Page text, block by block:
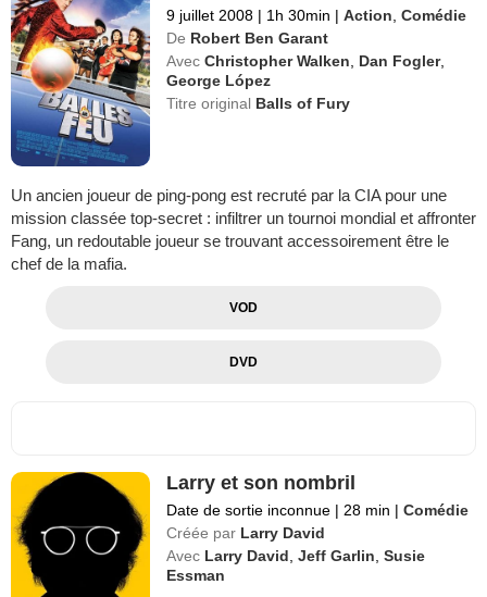
9 juillet 2008 | 1h 30min | Action ,Comédie
De Robert Ben Garant
Avec Christopher Walken Dan Fogler,
George López
Titre original Balls of Fury
Un ancien joueur de ping-pong est recruté par la CIA pour une
mission classée top-secret : infiltrer un tournoi mondial et affronter
Fang, un redoutable joueur se trouvant accessoirement être le
chef de la mafia.
VOD
DVD
Larry et son nombril
Date de sortie inconnue | 28 min | Comédie
Créée par Larry David
Avec Larry David ,Jeff Garlin ,Susie
Essman